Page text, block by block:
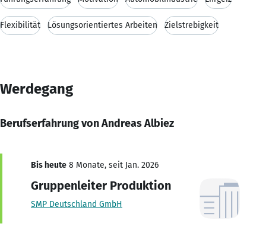
Flexibilität Lösungsorientiertes Arbeiten Zielstrebigkeit
Werdegang
Berufserfahrung von Andreas Albiez
Bis heute 8 Monate, seit Jan. 2026
Gruppenleiter Produktion
SMP Deutschland GmbH